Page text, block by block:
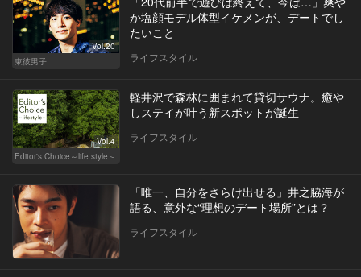
Vol.20
東彼男子
か塩顔モデル体型イケメンが、デートでし
たいこと
ライフスタイル
Vol.4
Editor's Choice～life style～
軽井沢で森林に囲まれて貸切サウナ。癒や
しステイが叶う新スポットが誕生
ライフスタイル
「唯一、自分をさらけ出せる」井之脇海が
語る、意外な“理想のデート場所”とは？
ライフスタイル